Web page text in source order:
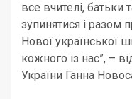
все вчителі, батьки
зупинятися і
Нової української
кожного із нас”, –
України Ганна